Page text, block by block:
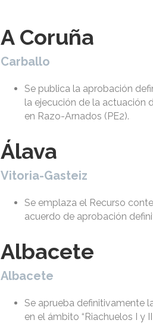
A Coruña
Carballo
Se publica la aprobación
la ejecución de la actuación
en Razo-Arnados (PE2).
Álava
Vitoria-Gasteiz
Se emplaza el Recurso
acuerdo de aprobación
Albacete
Albacete
Se aprueba definitivamente
en el ámbito “Riachuelos I y